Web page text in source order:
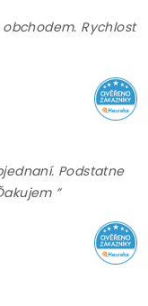
Rychlost
Podstatne
”